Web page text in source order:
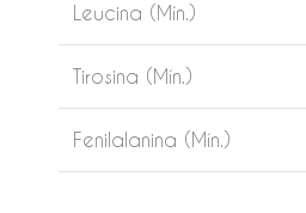
Leucina (Mín.)
Tirosina (Mín.)
Fenilalanina (Mín.)